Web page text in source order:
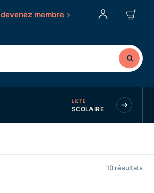
devenez membre
LISTE
SCOLAIRE
10 résultats